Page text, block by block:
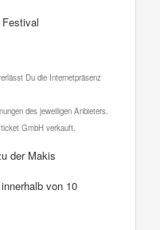
Du die Internetpräsenz
des jeweiligen Anbieters.
GmbH verkauft.
der Makis
von 10